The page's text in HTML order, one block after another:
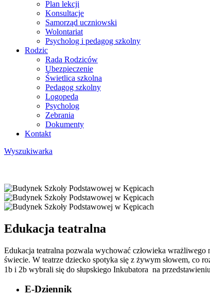
Plan lekcji
Konsultacje
Samorząd uczniowski
Wolontariat
Psycholog i pedagog szkolny
Rodzic
Rada Rodziców
Ubezpieczenie
Świetlica szkolna
Pedagog szkolny
Logopeda
Psycholog
Zebrania
Dokumenty
Kontakt
Wyszukiwarka
Edukacja teatralna
Edukacja teatralna pozwala wychować człowieka
świecie. W teatrze dziecko spotyka się z żywym słowem, co
1b i 2b wybrali się do słupskiego Inkubatora na
E-Dziennik